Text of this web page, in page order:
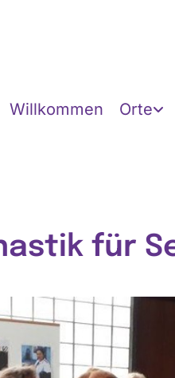
Willkommen Orte
für